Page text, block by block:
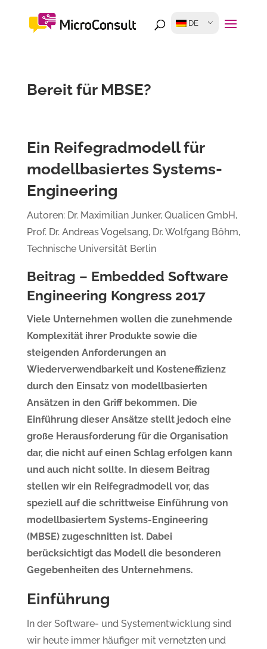
DE
Bereit für MBSE?
Ein Reifegradmodell für
modellbasiertes Systems-
Engineering
Autoren: Dr. Maximilian Junker, Qualicen GmbH,
Prof. Dr. Andreas Vogelsang, Dr. Wolfgang Böhm,
Technische Universität Berlin
Beitrag – Embedded Software
Engineering Kongress 2017
Viele Unternehmen wollen die zunehmende
Komplexität ihrer Produkte sowie die
steigenden Anforderungen an
Wiederverwendbarkeit und Kosteneffizienz
durch den Einsatz von modellbasierten
Ansätzen in den Griff bekommen. Die
Einführung dieser Ansätze stellt jedoch eine
große Herausforderung für die Organisation
dar, die nicht auf einen Schlag erfolgen kann
und auch nicht sollte. In diesem Beitrag
stellen wir ein Reifegradmodell vor, das
speziell auf die schrittweise Einführung von
modellbasiertem Systems-Engineering
(MBSE) zugeschnitten ist. Dabei
berücksichtigt das Modell die besonderen
Gegebenheiten des Unternehmens.
Einführung
In der Software- und Systementwicklung sind
wir heute immer häufiger mit vernetzten und